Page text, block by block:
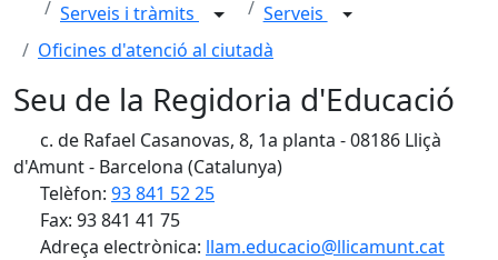
Serveis i tràmits
Serveis
Oficines d'atenció al ciutadà
Seu de la Regidoria d'Educació
c. de Rafael Casanovas, 8, 1a planta - 08186 Lliçà
d'Amunt - Barcelona (Catalunya)
Telèfon: 93 841 52 25
Fax: 93 841 41 75
Adreça electrònica: llam.educacio@llicamunt.cat